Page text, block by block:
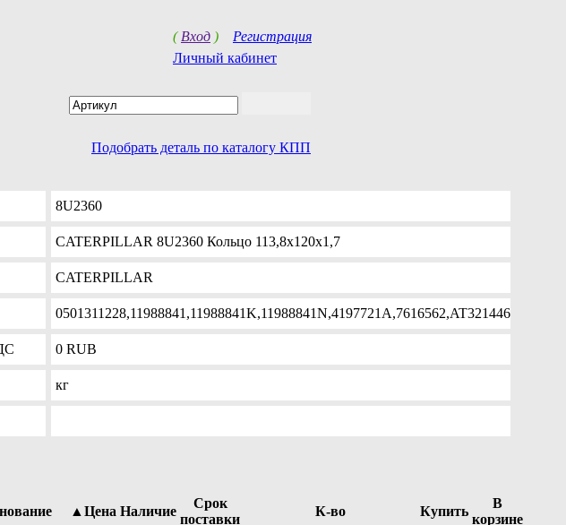
( Вход ) Регистрация
Личный кабинет
Подобрать деталь по каталогу КПП
8U2360
CATERPILLAR 8U2360 Кольцо 113,8х120х1,7
CATERPILLAR
0501311228,11988841,11988841K,11988841N,4197721A,7616562,AT321446
0 RUB
кг
▲Цена Наличие
Срок
поставки
К-во Купить
В
корзине